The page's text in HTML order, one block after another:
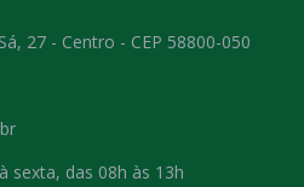
27 - Centro - CEP 58800-050
sexta, das 08h às 13h